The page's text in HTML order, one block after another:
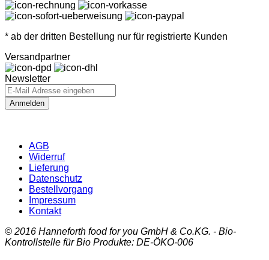
* ab der dritten Bestellung nur für registrierte Kunden
Versandpartner
Newsletter
Anmelden
AGB
Widerruf
Lieferung
Datenschutz
Bestellvorgang
Impressum
Kontakt
© 2016 Hanneforth food for you GmbH & Co.KG. - Bio-
Kontrollstelle für Bio Produkte: DE-ÖKO-006